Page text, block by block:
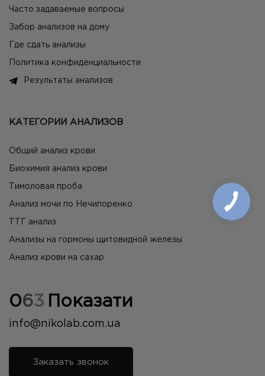
Часто задаваемые вопросы
Забор анализов на дому
Где сдать анализы
Политика конфиденциальности
Результаты анализов
КАТЕГОРИИ АНАЛИЗОВ
Общий анализ крови
Биохимия анализ крови
Тимоловая проба
Анализ мочи по Нечипоренко
ТТГ анализ
Анализы на гормоны щитовидной железы
Анализ крови на сахар
063 Показати
info@nikolab.com.ua
Заказать звонок